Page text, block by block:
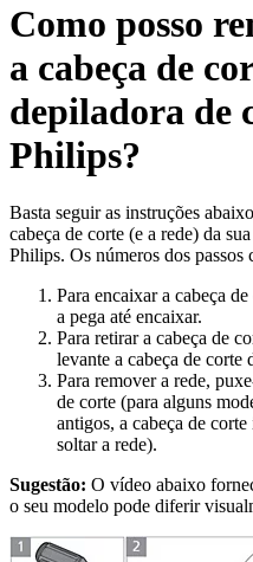
Como posso
a cabeça de
depiladora de
Philips?
Basta seguir as instruções
cabeça de corte (e a rede) da
Philips. Os números dos passos
Para encaixar a cabeça
a pega até encaixar.
Para retirar a cabeça de
levante a cabeça de corte
Para remover a rede,
de corte (para alguns
antigos, a cabeça de
soltar a rede).
Sugestão: O vídeo abaixo
o seu modelo pode diferir